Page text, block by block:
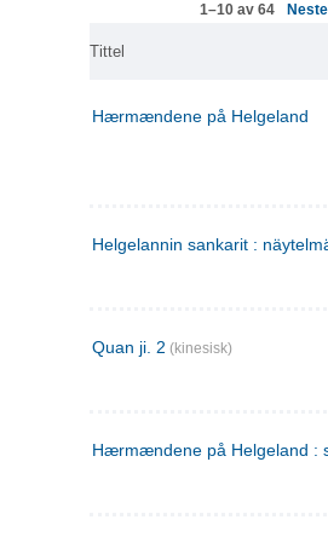
1–10 av 64
Tittel
Hærmændene på Helgeland
Helgelannin sankarit :
Quan ji. 2 (kinesisk)
Hærmændene på Helgeland :